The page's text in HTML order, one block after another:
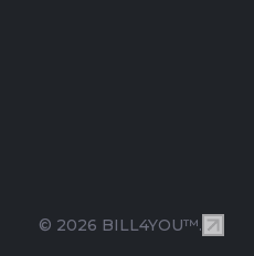
© 2026 BILL4YOU™.